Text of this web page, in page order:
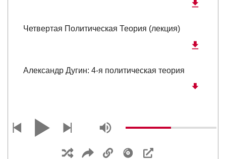
Четвертая Политическая Теория (лекция)
Александр Дугин: 4-я политическая теория
Cеминар 4ПТ. I